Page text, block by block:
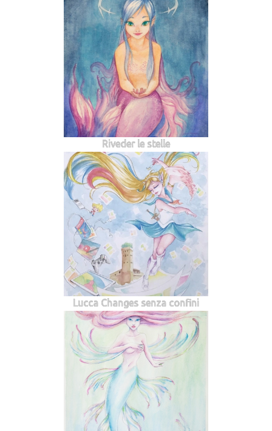
Riveder le stelle
Lucca Changes senza confini